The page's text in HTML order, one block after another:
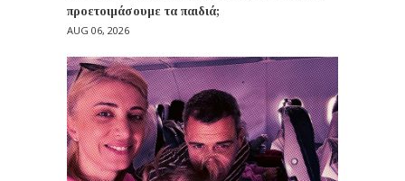
προετοιμάσουμε τα παιδιά;
AUG 06, 2026